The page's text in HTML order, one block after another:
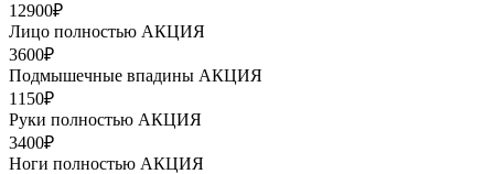
12900₽
Лицо полностью АКЦИЯ
3600₽
Подмышечные впадины АКЦИЯ
1150₽
Руки полностью АКЦИЯ
3400₽
Ноги полностью АКЦИЯ